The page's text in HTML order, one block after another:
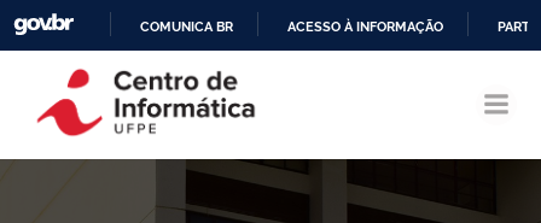
CONTEÚDO
COMUNICA BR ACESSO À INFORMAÇÃO